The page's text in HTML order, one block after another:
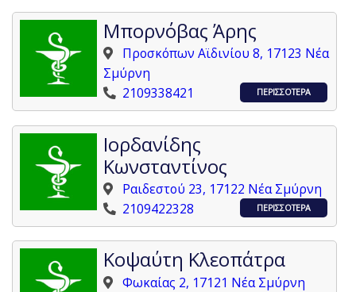
Μπορνόβας Άρης
Προσκόπων Αϊδινίου 8, 17123 Νέα
Σμύρνη
2109338421
ΠΕΡΙΣΣΟΤΕΡΑ
Ιορδανίδης
Κωνσταντίνος
Ραιδεστού 23, 17122 Νέα Σμύρνη
2109422328
ΠΕΡΙΣΣΟΤΕΡΑ
Κοψαύτη Κλεοπάτρα
Φωκαίας 2, 17121 Νέα Σμύρνη